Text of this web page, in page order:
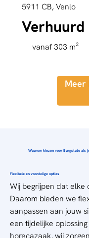
5911 CB, Venlo
Verhuurd
vanaf 303 m²
Meer
Waarom kiezen voor Burgstate als
Flexibele en voordelige opties
Wij begrijpen dat elke
Daarom bieden we
aanpassen aan jouw
een tijdelijke
horecazaak, wij